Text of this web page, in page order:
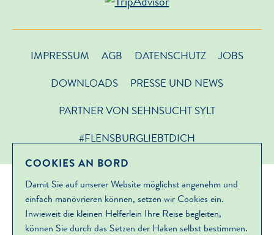
IMPRESSUM AGB DATENSCHUTZ
JOBS
DOWNLOADS
PRESSE UND NEWS
PARTNER VON SEHNSUCHT SYLT
#FLENSBURGLIEBTDICH
COOKIES AN BORD
Damit Sie auf unserer Website möglichst angenehm und
einfach manövrieren können, setzen wir Cookies ein.
Inwieweit die kleinen Helferlein Ihre Reise begleiten,
können Sie durch das Setzen der Haken selbst bestimmen.